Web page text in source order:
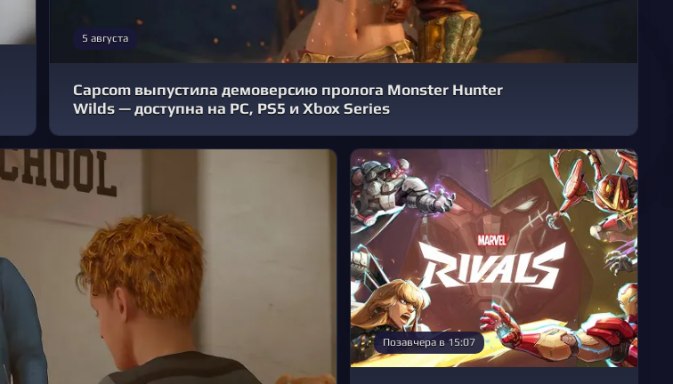
5 августа
Capcom выпустила демоверсию пролога Monster Hunter
Wilds — доступна на PC, PS5 и Xbox Series
Позавчера в 15:07